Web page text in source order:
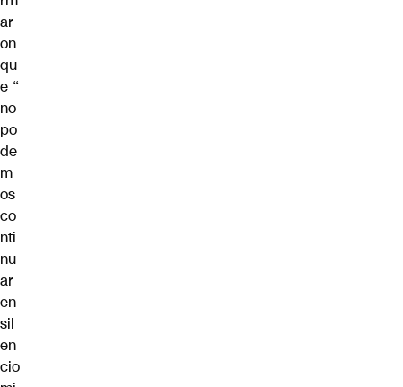
ar
on
qu
e “
no
po
de
m
os
co
nti
nu
ar
en
sil
en
cio